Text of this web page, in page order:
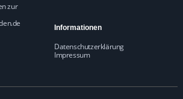
zur
Informationen
Datenschutzerklärung
Impressum